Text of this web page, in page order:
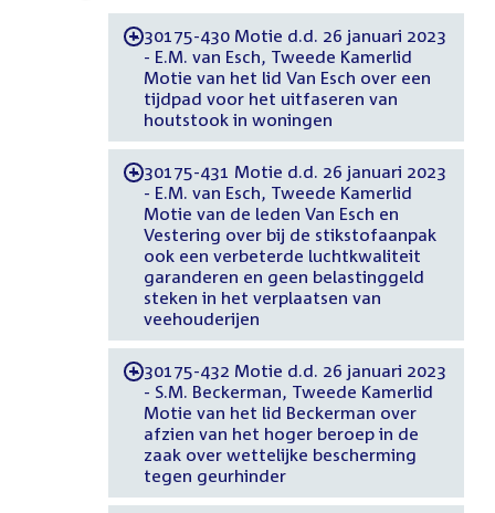
-30175-430 Motie d.d. 26 januari 2023
- E.M. van Esch, Tweede Kamerlid
Motie van het lid Van Esch over een
tijdpad voor het uitfaseren van
houtstook in woningen
-30175-431 Motie d.d. 26 januari 2023
- E.M. van Esch, Tweede Kamerlid
Motie van de leden Van Esch en
Vestering over bij de stikstofaanpak
ook een verbeterde luchtkwaliteit
garanderen en geen belastinggeld
steken in het verplaatsen van
veehouderijen
-30175-432 Motie d.d. 26 januari 2023
- S.M. Beckerman, Tweede Kamerlid
Motie van het lid Beckerman over
afzien van het hoger beroep in de
zaak over wettelijke bescherming
tegen geurhinder